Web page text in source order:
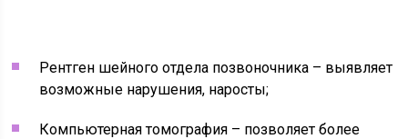
Рентген шейного отдела позвоночника – выявляет
возможные нарушения, наросты;
Компьютерная томография – позволяет более